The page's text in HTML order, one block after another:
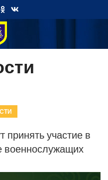
принять участие в
военнослужащих